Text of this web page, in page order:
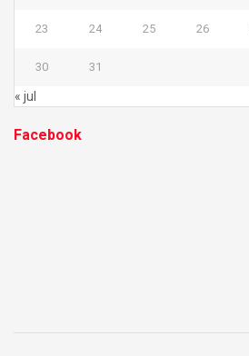
23 24 25 26
30 31
« jul
Facebook